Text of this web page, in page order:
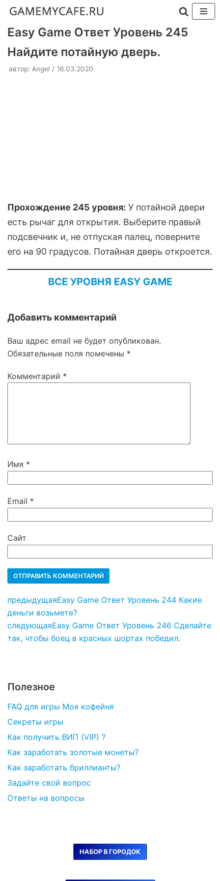
Перейти
содержимому
Easy Game Ответ Уровень 245
Найдите потайную дверь.
автор: Angel 16.03.2020
Прохождение 245 уровня: У потайной двери
есть рычаг для открытия. Выберите правый
подсвечник и, не отпуская палец, поверните
его на 90 градусов. Потайная дверь откроется.
ВСЕ УРОВНЯ EASY GAME
Добавить комментарий
Ваш адрес email не будет опубликован.
Обязательные поля помечены *
Комментарий *
Имя *
Email *
Сайт
предыдущаяEasy Game Ответ Уровень 244 Какие
деньги возьмете?
следующаяEasy Game Ответ Уровень 246 Сделайте
так, чтобы боец в красных шортах победил.
Полезное
FAQ для игры Моя кофейня
Секреты игры
Как получить ВИП (VIP) ?
Как заработать золотые монеты?
Как заработать бриллианты?
Задайте свой вопрос
Ответы на вопросы
НАБОР В ГОРОДОК